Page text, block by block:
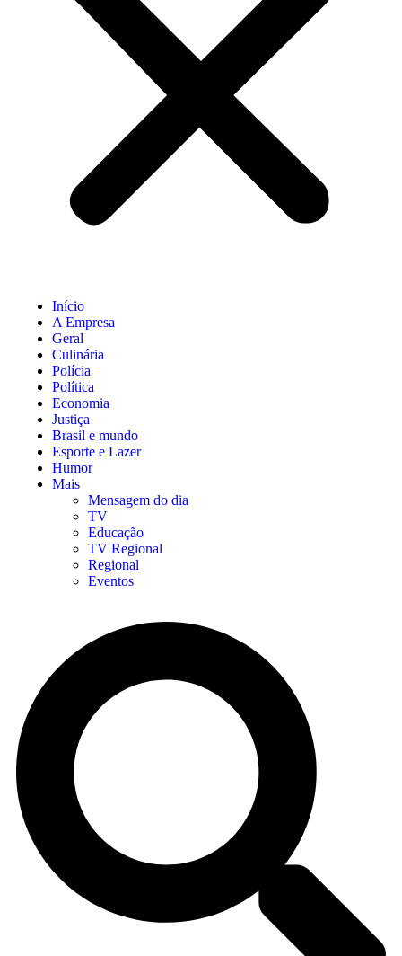
Início
A Empresa
Geral
Culinária
Polícia
Política
Economia
Justiça
Brasil e mundo
Esporte e Lazer
Humor
Mais
Mensagem do dia
TV
Educação
TV Regional
Regional
Eventos